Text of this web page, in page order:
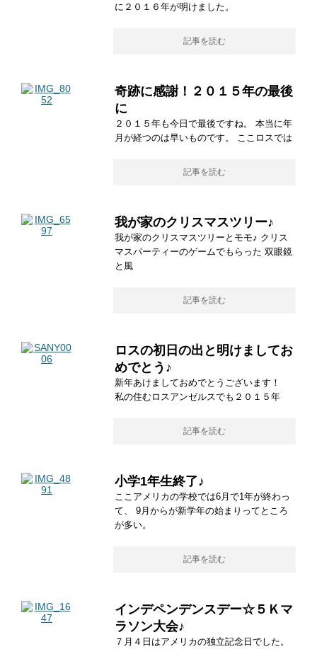
に２０１６年が明けました。
記事を読む
奇跡に感謝！２０１５年の最後
に
２０１５年も今日で最後ですね。 本当に年
月が経つのは早いものです。 ここロスでは
記事を読む
我が家のクリスマスツリー♪
我が家のクリスマスツリーとモモ♪ クリス
マスパーティーのゲームでもらった 双眼鏡
と風
記事を読む
ロスの初日の出と明けましてお
めでとう♪
新年あけましておめでとうございます！
私の住むロスアンゼルスでも２０１５年
記事を読む
小学1年生終了♪
ここアメリカの学校では6月で1年が終わっ
て、 9月からが新学年の始まりってところ
が多い。
記事を読む
インデペンデンスデー☆５Ｋマ
ラソン大会♪
７月４日はアメリカの独立記念日でした。